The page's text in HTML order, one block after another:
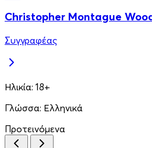
Christopher Montague
Συγγραφέας
Ηλικία: 18+
Γλώσσα: Ελληνικά
Προτεινόμενα